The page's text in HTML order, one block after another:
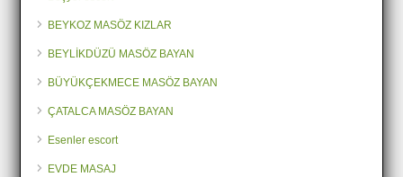
BEYKOZ MASÖZ KIZLAR
BEYLİKDÜZÜ MASÖZ BAYAN
BÜYÜKÇEKMECE MASÖZ BAYAN
ÇATALCA MASÖZ BAYAN
Esenler escort
EVDE MASAJ